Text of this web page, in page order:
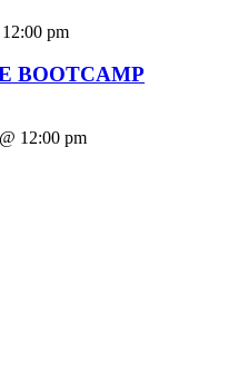
pm
BOOTCAMP
12:00 pm